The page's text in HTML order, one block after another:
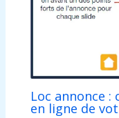
Loc annonce
en ligne de